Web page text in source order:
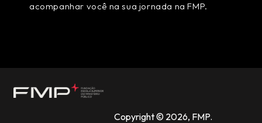
acompanhar você na sua jornada na FMP.
Copyright © 2026, FMP.